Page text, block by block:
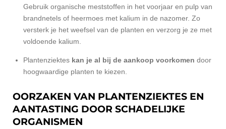
Gebruik organische meststoffen in het voorjaar en pulp van
brandnetels of heermoes met kalium in de nazomer. Zo
versterk je het weefsel van de planten en verzorg je ze met
voldoende kalium.
Plantenziektes kan je al bij de aankoop voorkomen door
hoogwaardige planten te kiezen.
OORZAKEN VAN PLANTENZIEKTES EN
AANTASTING DOOR SCHADELIJKE
ORGANISMEN